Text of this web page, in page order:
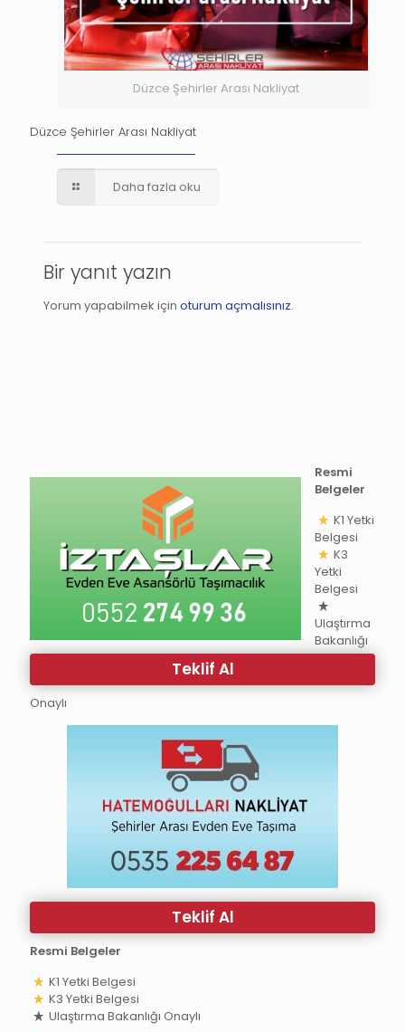
Düzce Şehirler Arası Nakliyat
Düzce Şehirler Arası Nakliyat
Daha fazla oku
Bir yanıt yazın
Yorum yapabilmek için oturum açmalısınız.
Teklif Al
Resmi
Belgeler
K1 Yetki
Belgesi
K3
Yetki
Belgesi
Ulaştırma
Bakanlığı
Onaylı
Teklif Al
Resmi Belgeler
K1 Yetki Belgesi
K3 Yetki Belgesi
Ulaştırma Bakanlığı Onaylı